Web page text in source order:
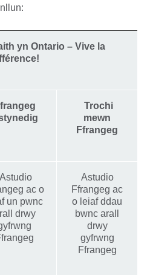
yn Ontario – Vive la
Trochi
mewn
Ffrangeg
Astudio
ac o
un pwnc
drwy
Astudio
Ffrangeg ac
o leiaf ddau
bwnc arall
drwy
gyfrwng
Ffrangeg